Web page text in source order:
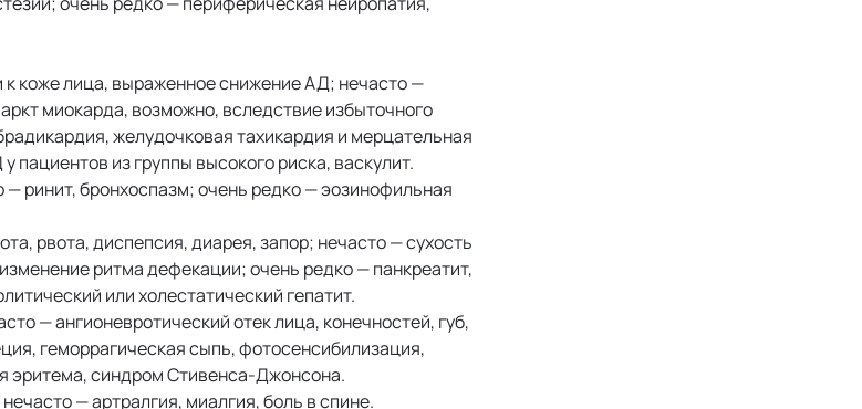
коже лица, выраженное снижение АД; нечасто —
миокарда, возможно, вследствие избыточного
желудочковая тахикардия и мерцательная
из группы высокого риска, васкулит.
ринит, бронхоспазм; очень редко — эозинофильная
рвота, диспепсия, диарея, запор; нечасто — сухость
ритма дефекации; очень редко — панкреатит,
или холестатический гепатит.
— ангионевротический отек лица, конечностей, губ,
геморрагическая сыпь, фотосенсибилизация,
эритема, синдром Стивенса-Джонсона.
— артралгия, миалгия, боль в спине.